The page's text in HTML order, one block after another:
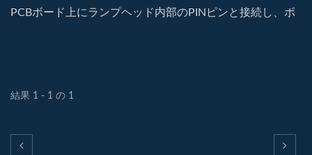
PCBボード上にランプヘッド内部のPINピンと接続し、ボ
結果 1 - 1 の 1